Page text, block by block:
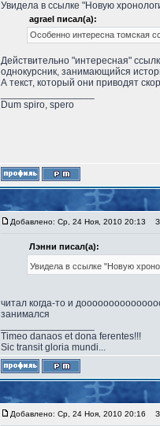
Увидела в ссылке "Новую
agrael писал(а):
Особенно интересна томская
Действительно "интересная"
однокурсник, занимающийся
А текст, который они приводят
Dum spiro, spero
Добавлено: Ср, 24 Ноя, 2010 20:13
Лэнни писал(а):
Увидела в ссылке "Новую
читал когда-то и
занимался
Timeo danaos et dona ferentes!!!
Sic transit gloria mundi...
Добавлено: Ср, 24 Ноя, 2010 20:16